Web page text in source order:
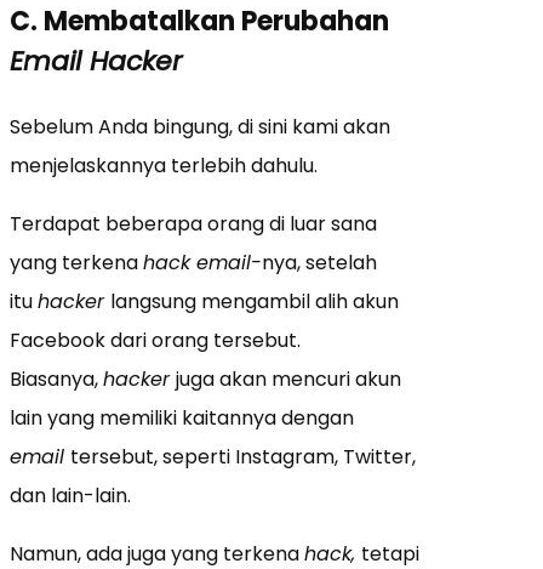
C. Membatalkan Perubahan
Email Hacker
Sebelum Anda bingung, di sini kami akan
menjelaskannya terlebih dahulu.
Terdapat beberapa orang di luar sana
yang terkenahack email-nya, setelah
ituhacker langsung mengambil alih akun
Facebook dari orang tersebut.
Biasanya,hackerjuga akan mencuri akun
lain yang memiliki kaitannya dengan
email tersebut, seperti Instagram, Twitter,
dan lain-lain.
Namun, ada juga yang terkenahack, tetapi